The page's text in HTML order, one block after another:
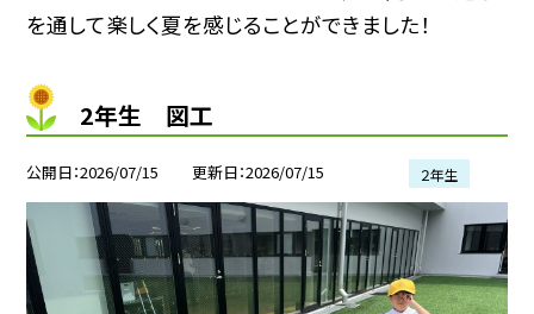
を通して楽しく夏を感じることができました！
2年生 図工
公開日 2026/07/15 更新日 2026/07/15 ２年生